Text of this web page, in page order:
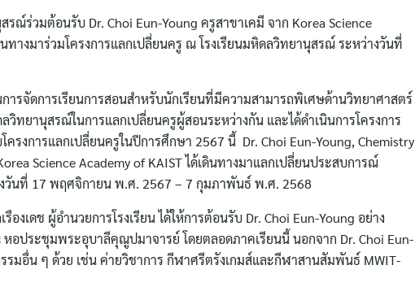
ณ์ร่วมต้อนรับ Dr. Choi Eun-Young ครูสาขาเคมี จาก Korea Science
ทางมาร่วมโครงการแลกเปลี่ยนครู ณ โรงเรียนมหิดลวิทยานุสรณ์ ระหว่างวันที่
การจัดการเรียนการสอนสำหรับนักเรียนที่มีความสามารถพิเศษด้านวิทยาศาสตร์
วิทยานุสรณ์ในการแลกเปลี่ยนครูผู้สอนระหว่างกัน และได้ดำเนินการโครงการ
งการแลกเปลี่ยนครูในปีการศึกษา 2567 นี้ Dr. Choi Eun-Young, Chemistry
Science Academy of KAIST ได้เดินทางมาแลกเปลี่ยนประสบการณ์
วันที่ 17 พฤศจิกายน พ.ศ. 2567 – 7 กุมภาพันธ์ พ.ศ. 2568
งเดช ผู้อำนวยการโรงเรียน ได้ให้การต้อนรับ Dr. Choi Eun-Young อย่าง
ประชุมพระอุบาลีคุณูปมาจารย์ โดยตลอดภาคเรียนนี้ นอกจาก Dr. Choi Eun-
รมอื่น ๆ ด้วย เช่น ค่ายวิชาการ กีฬาศรีตรังเกมส์และกีฬาสานสัมพันธ์ MWIT-